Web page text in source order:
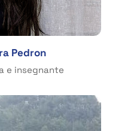
Pedron
e insegnante